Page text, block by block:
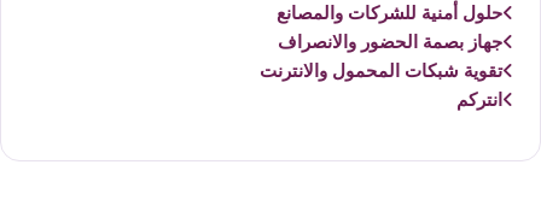
حلول أمنية للشركات والمصانع
جهاز بصمة الحضور والانصراف
تقوية شبكات المحمول والانترنت
انتركم